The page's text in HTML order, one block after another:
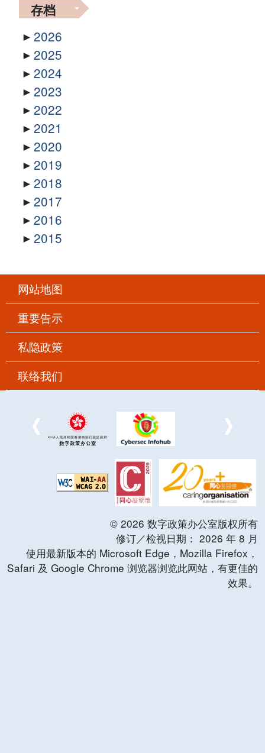
存档
2026
2025
2024
2023
2022
2021
2020
2019
2018
2017
2016
2015
网站地图
重要告示
私隐政策
联络我们
© 2026 数字政策办公室版权所有
修订／检视日期： 2026 年 8 月
使用最新版本的 Microsoft Edge，Mozilla Firefox，
Safari 及 Google Chrome 浏览器浏览此网站，有更佳的
效果。